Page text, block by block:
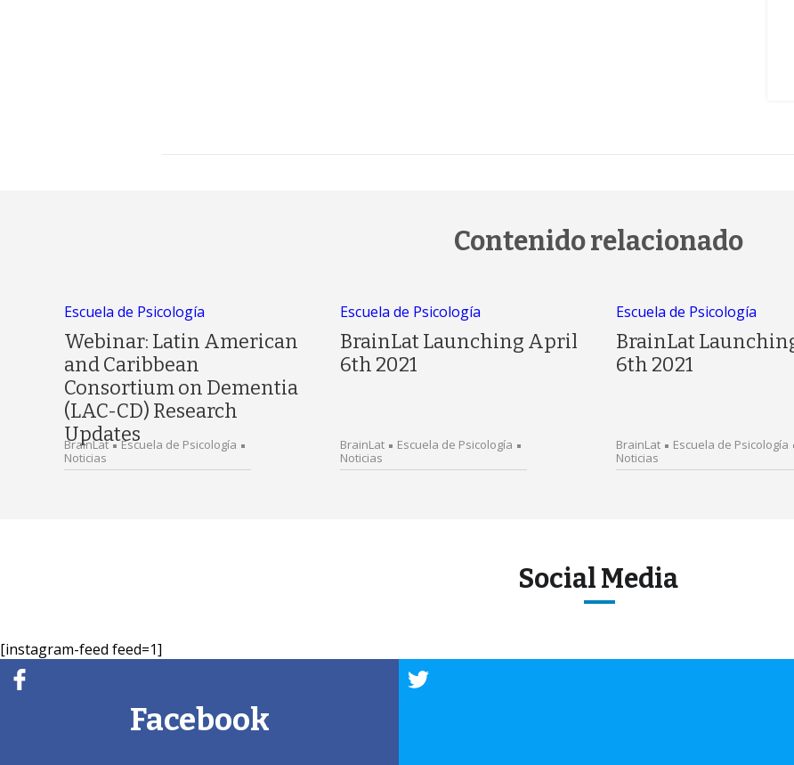
Contenido relacionado
Escuela de Psicología
Webinar: Latin American
and Caribbean
Consortium on Dementia
(LAC-CD) Research
Updates
BrainLat
Escuela de Psicología
Noticias
Escuela de Psicología
BrainLat Launching April
6th 2021
BrainLat
Escuela de Psicología
Noticias
Escuela de Psicología
BrainLat
6th 2021
BrainLat
Escuela de Psicología
Noticias
Social Media
[instagram-feed feed=1]
Facebook